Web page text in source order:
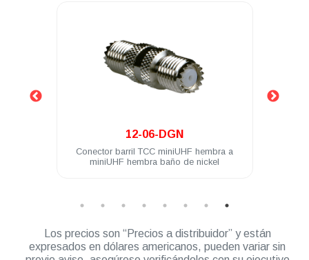
12-06-DGN
Conector barril TCC miniUHF hembra a
miniUHF hembra baño de nickel
Los precios son “Precios a distribuidor” y están
expresados en dólares americanos, pueden variar sin